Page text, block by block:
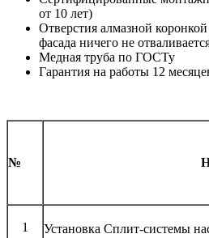
от 10 лет)
Отверстия алмазной
фасада ничего не
Медная труба по ГОСТу
Гарантия на работы 12
№
1 Установка Сплит-системы